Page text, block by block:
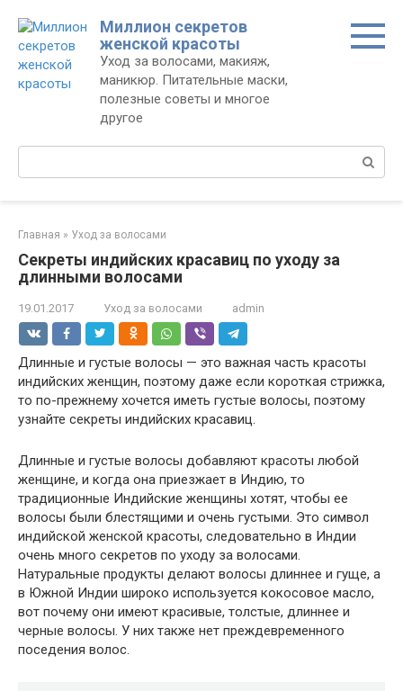
контенту
Миллион секретов
женской красоты
Уход за волосами, макияж,
маникюр. Питательные маски,
полезные советы и многое
другое
Главная » Уход за волосами
Секреты индийских красавиц по уходу за
длинными волосами
19.01.2017 Уход за волосами admin
Длинные и густые волосы — это важная часть красоты
индийских женщин, поэтому даже если короткая стрижка,
то по-прежнему хочется иметь густые волосы, поэтому
узнайте секреты индийских красавиц.
Длинные и густые волосы добавляют красоты любой
женщине, и когда она приезжает в Индию, то
традиционные Индийские женщины хотят, чтобы ее
волосы были блестящими и очень густыми. Это символ
индийской женской красоты, следовательно в Индии
очень много секретов по уходу за волосами.
Натуральные продукты делают волосы длиннее и гуще, а
в Южной Индии широко используется кокосовое масло,
вот почему они имеют красивые, толстые, длиннее и
черные волосы. У них также нет преждевременного
поседения волос.